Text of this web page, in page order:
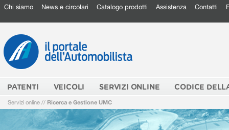
Chi siamo News e circolari Catalogo prodotti Assistenza Contatti
PATENTI VEICOLI SERVIZI ONLINE CODICE
Servizi online // Ricerca e Gestione UMC